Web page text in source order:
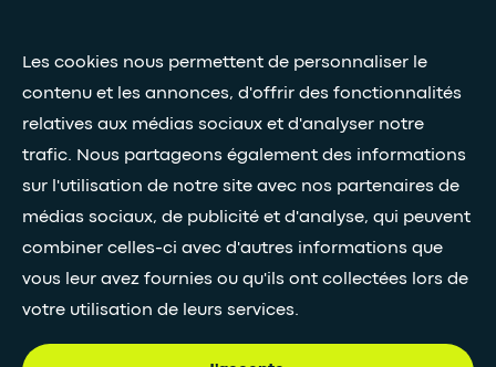
Les cookies nous permettent de personnaliser le
contenu et les annonces, d'offrir des fonctionnalités
relatives aux médias sociaux et d'analyser notre
trafic. Nous partageons également des informations
sur l'utilisation de notre site avec nos partenaires de
médias sociaux, de publicité et d'analyse, qui peuvent
combiner celles-ci avec d'autres informations que
vous leur avez fournies ou qu'ils ont collectées lors de
votre utilisation de leurs services.
Nos livres blancs
Inscription à la newsletter
SUIVEZ-NOUS•